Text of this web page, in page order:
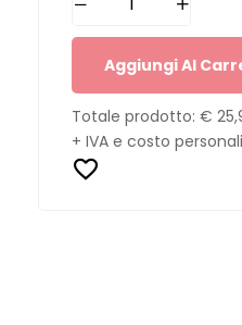
Aggiungi Al
Totale prodotto: €
+ IVA e costo